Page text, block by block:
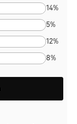
14%
5%
12%
8%